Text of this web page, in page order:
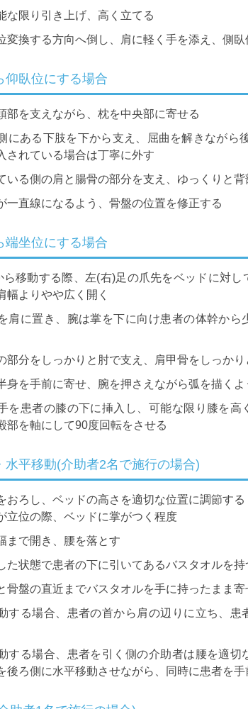
な限り引き上げ、高く立てる
変換する方向へ倒し、肩に軽く手を添え、側臥
仰臥位にする場合
部を支えながら、枕を中央部に寄せる
にある下肢を下から支え、屈曲を解きながら
されている場合は丁寧に外す
いる側の肩と腸骨の部分を支え、ゆっくりと
一直線になるよう、骨盤の位置を修正する
端坐位にする場合
ら移動する際、左(右)足の爪先をベッドに対し
幅よりやや広く開く
肩に置き、腕は掌を下に向け患者の体幹から
部分をしっかりと肘で支え、肩甲骨をしっか
身を手前に寄せ、腕を押さえながら弧を描くよ
を患者の膝の下に挿入し、可能な限り膝を高
部を軸にして90度回転をさせる
水平移動(介助者2名で施行の場合)
おろし、ベッドの高さを適切な位置に調節する
立位の際、ベッドに掌がつく程度
まで開き、腰を落とす
た状態で患者の下に引いてあるバスタオルを持
骨盤の直近までバスタオルを手に持ったまま寄
する場合、患者の首から肩の辺りに立ち、患
する場合、患者を引く側の介助者は腰を適切
後ろ側に水平移動させながら、同時に患者を手